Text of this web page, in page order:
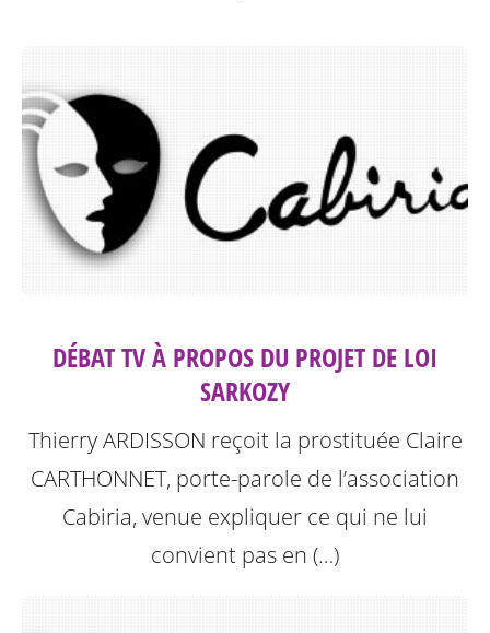
DÉBAT TV À PROPOS DU PROJET DE LOI
SARKOZY
Thierry ARDISSON reçoit la prostituée Claire
CARTHONNET, porte-parole de l’association
Cabiria, venue expliquer ce qui ne lui
convient pas en (…)